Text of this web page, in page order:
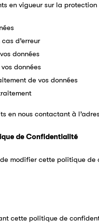
en vigueur sur la
d’erreur
données
données
de vos données
en nous contactant à
de Confidentialité
modifier cette politique
cette politique de